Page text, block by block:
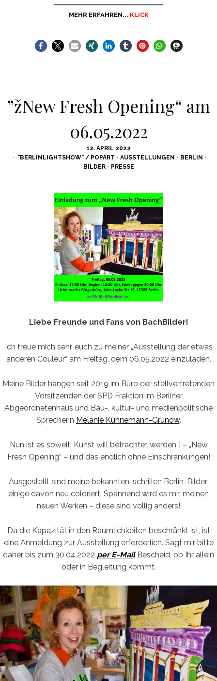
MEHR ERFAHREN... KLICK
”žNew Fresh Opening“ am
06.05.2022
POSTED
ON
12. APRIL 2022
"BERLINLIGHTSHOW" / POPART • AUSSTELLUNGEN • BERLIN •
BILDER• PRESSE
Liebe Freunde und Fans von BachBilder!
Ich freue mich sehr, euch zu meiner „Ausstellung der etwas
anderen Couleur“ am Freitag, dem 06.05.2022 einzuladen.
Meine Bilder hängen seit 2019 im Büro der stellvertretenden
Vorsitzenden der SPD Fraktion im Berliner
Abgeordnetenhaus und Bau-, kultur- und medienpolitische
Sprecherin Melanie Kühnemann-Grunow.
Nun ist es soweit, Kunst will betrachtet werden”¦ – „New
Fresh Opening“ – und das endlich ohne Einschränkungen!
Ausgestellt sind meine bekannten, schrillen Berlin-Bilder;
einige davon neu coloriert. Spannend wird es mit meinen
neuen Werken – diese sind völlig anders!
Da die Kapazität in den Räumlichkeiten beschränkt ist, ist
eine Anmeldung zur Ausstellung erforderlich. Sagt mir bitte
daher bis zum 30.04.2022 per E-MailBescheid, ob Ihr allein
oder in Begleitung kommt.